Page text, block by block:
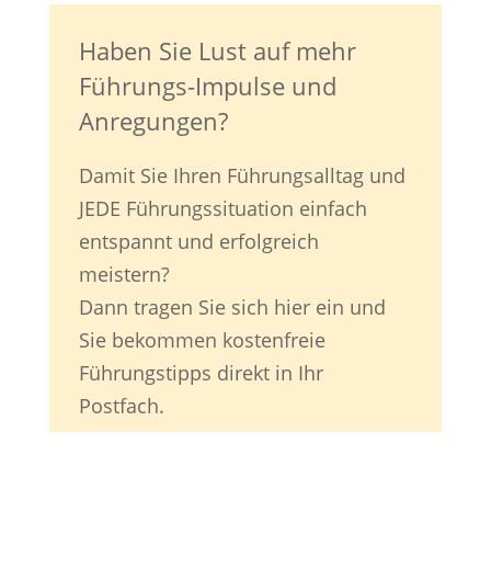
Haben Sie Lust auf mehr
Führungs-Impulse und
Anregungen?
Damit Sie Ihren Führungsalltag und
JEDE Führungssituation einfach
entspannt und erfolgreich
meistern?
Dann tragen Sie sich hier ein und
Sie bekommen kostenfreie
Führungstipps direkt in Ihr
Postfach.